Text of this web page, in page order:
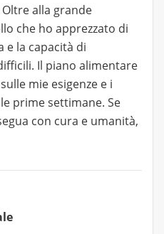
alla grande
che ho apprezzato di
e la capacità di
Il piano alimentare
mie esigenze e i
prime settimane. Se
con cura e umanità,